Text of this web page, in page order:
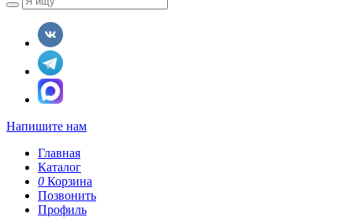
Напишите нам
Главная
Каталог
0 Корзина
Позвонить
Профиль